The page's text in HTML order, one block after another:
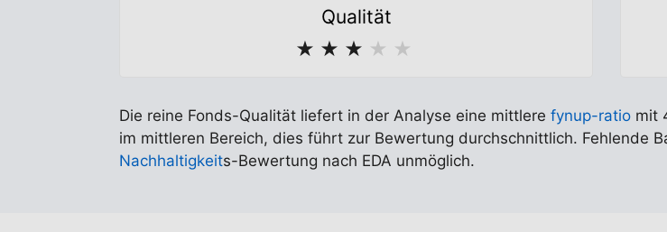
Qualität
★ ★ ★ ★ ★
Die reine Fonds-Qualität liefert in der Analyse eine mittlere fynup-ratio mit
im mittleren Bereich, dies führt zur Bewertung durchschnittlich. Fehlende
Nachhaltigkeits-Bewertung nach EDA unmöglich.